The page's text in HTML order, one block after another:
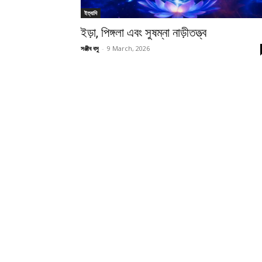
ইত্যাদি
ইড়া, পিঙ্গলা এবং সুষম্না নাড়ীতত্ত্ব
সঞ্জীব বসু - 9 March, 2026